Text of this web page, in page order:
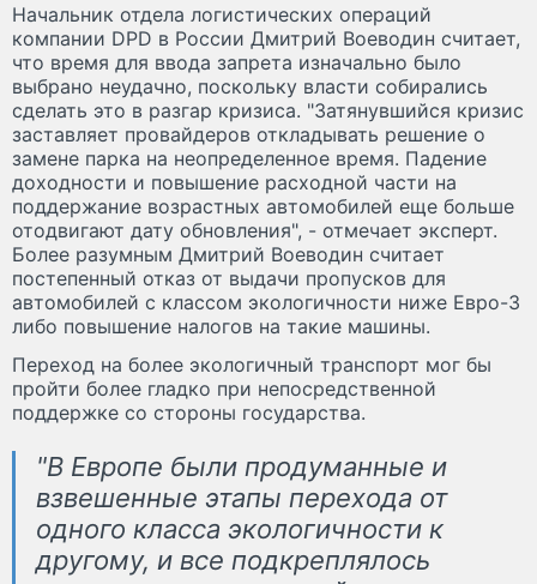
Начальник отдела логистических операций
компании DPD в России Дмитрий Воеводин считает,
что время для ввода запрета изначально было
выбрано неудачно, поскольку власти собирались
сделать это в разгар кризиса. "Затянувшийся кризис
заставляет провайдеров откладывать решение о
замене парка на неопределенное время. Падение
доходности и повышение расходной части на
поддержание возрастных автомобилей еще больше
отодвигают дату обновления", - отмечает эксперт.
Более разумным Дмитрий Воеводин считает
постепенный отказ от выдачи пропусков для
автомобилей с классом экологичности ниже Евро-3
либо повышение налогов на такие машины.
Переход на более экологичный транспорт мог бы
пройти более гладко при непосредственной
поддержке со стороны государства.
"В Европе были продуманные и
взвешенные этапы перехода от
одного класса экологичности к
другому, и все подкреплялось